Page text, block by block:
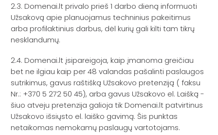
2.3. Domenai.lt privalo prieš 1 darbo dieną informuoti
Užsakovą apie planuojamus techninius pakeitimus
arba profilaktinius darbus, dėl kurių gali kilti tam tikrų
nesklandumų.
2.4. Domenai.lt įsipareigoja, kaip įmanoma greičiau
bet ne ilgiau kaip per 48 valandas pašalinti paslaugos
sutrikimus, gavus raštišką Užsakovo pretenziją ( faksu
Nr.: +370 5 272 50 45), arba gavus Užsakovo el. Laišką -
šiuo atveju pretenzija galioja tik Domenai.lt patvirtinus
Užsakovo išsiųsto el. laiško gavimą. Šis punktas
netaikomas nemokamų paslaugų vartotojams.